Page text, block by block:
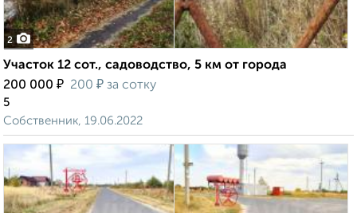
2
Участок 12 сот., садоводство, 5 км от города
200 000 ₽ 200 ₽ за сотку
5
Собственник, 19.06.2022